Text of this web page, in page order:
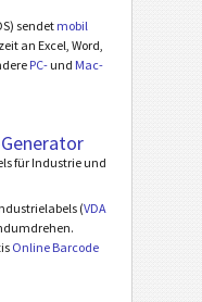
sendetmobil
an Excel, Word,
PC- und Mac-
für Industrie und
(VDA
Online Barcode